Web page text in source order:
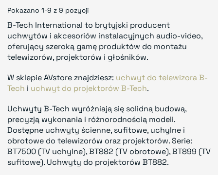
Pokazano 1-9 z 9 pozycji
B-Tech International to brytyjski producent
uchwytów i akcesoriów instalacyjnych audio-video,
oferujący szeroką gamę produktów do montażu
telewizorów, projektorów i głośników.
W sklepie AVstore znajdziesz: uchwyt do telewizora B-
Tech i uchwyt do projektorów B-Tech.
Uchwyty B-Tech wyróżniają się solidną budową,
precyzją wykonania i różnorodnością modeli.
Dostępne uchwyty ścienne, sufitowe, uchylne i
obrotowe do telewizorów oraz projektorów. Serie:
BT7500 (TV uchylne), BT882 (TV obrotowe), BT899 (TV
sufitowe). Uchwyty do projektorów BT882.